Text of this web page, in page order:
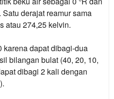
derajat reamur sama
atau 274,25 kelvin.
karena dapat dibagi-dua
bilangan bulat (40, 20, 10,
dibagi 2 kali dengan